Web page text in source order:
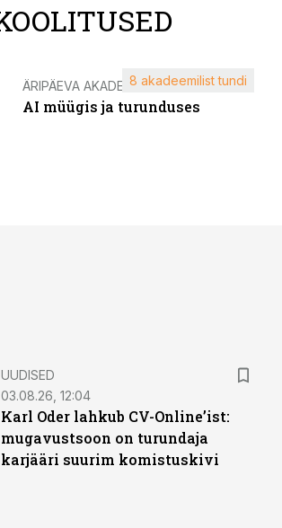
ÄRIPÄEVA AKADEEMIA
AI müügis ja turunduses
8 akadeemilist tundi
UUDISED
03.08.26, 12:04
Karl Oder lahkub CV-Online’ist:
mugavustsoon on turundaja
karjääri suurim komistuskivi